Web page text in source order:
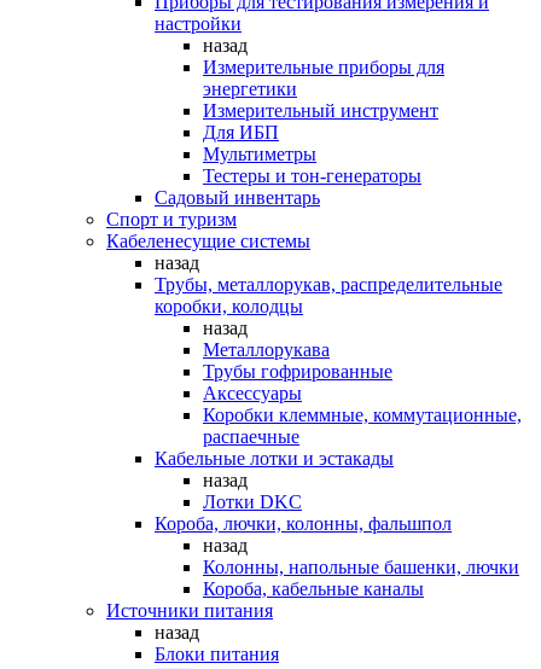
настройки
назад
Измерительные приборы для
энергетики
Измерительный инструмент
Для ИБП
Мультиметры
Тестеры и тон-генераторы
Садовый инвентарь
Спорт и туризм
Кабеленесущие системы
назад
Трубы, металлорукав, распределительные
коробки, колодцы
назад
Металлорукава
Трубы гофрированные
Аксессуары
Коробки клеммные, коммутационные,
распаечные
Кабельные лотки и эстакады
назад
Лотки DKC
Короба, лючки, колонны, фальшпол
назад
Колонны, напольные башенки, лючки
Короба, кабельные каналы
Источники питания
назад
Блоки питания